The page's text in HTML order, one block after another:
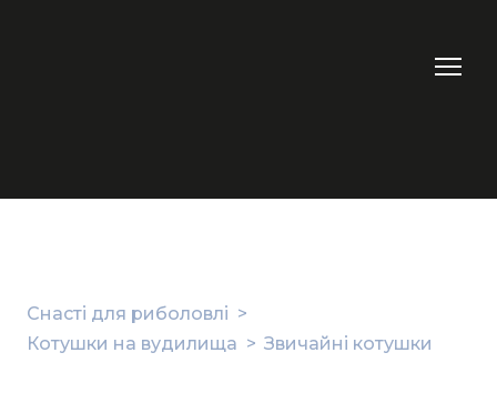
Снасті для риболовлі
Котушки на вудилища
Звичайні котушки